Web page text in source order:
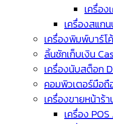
เครื่อง
เครื่องสแก
เครื่องพิมพ์บาร์
ลิ้นชักเก็บเงิน
เครื่องนับสต็อก
คอมพิวเตอร์มือ
เครื่องขายหน้าร้
เครื่อง